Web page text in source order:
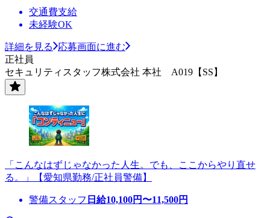
交通費支給
未経験OK
詳細を見る
応募画面に進む
正社員
セキュリティスタッフ株式会社 本社 A019【SS】
「こんなはずじゃなかった人生。でも、ここからやり直せ
る。」【愛知県勤務/正社員警備】
警備スタッフ 日給10,100円〜11,500円